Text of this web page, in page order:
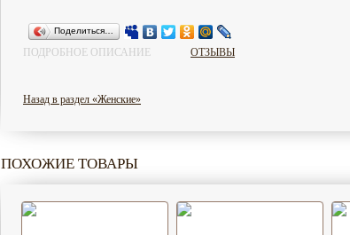
Поделиться…
ПОДРОБНОЕ ОПИСАНИЕ ОТЗЫВЫ
Назад в раздел «Женские»
ПОХОЖИЕ ТОВАРЫ